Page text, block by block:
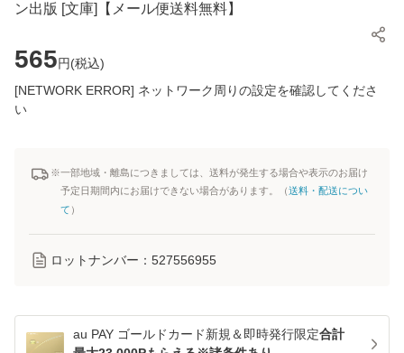
ン出版 [文庫]【メール便送料無料】
565円(税込)
[NETWORK ERROR] ネットワーク周りの設定を確認してくださ
い
※一部地域・離島につきましては、送料が発生する場合や表示のお届け
予定日期間内にお届けできない場合があります。（送料・配送につい
て ）
ロットナンバー： 527556955
au PAY ゴールドカード新規＆即時発行限定合計